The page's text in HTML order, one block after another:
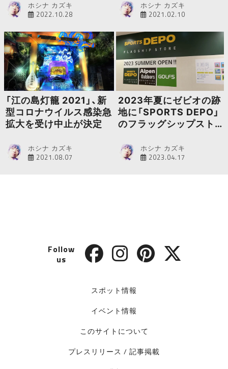
ホシナ カズキ
2022.10.28
ホシナ カズキ
2021.02.10
「江の島灯籠 2021」、新
型コロナウイルス感染急
拡大を受け中止が決定
ホシナ カズキ
2021.08.07
2023年夏にゼビオの跡
地に「SPORTS DEPO」
のフラッグシップスト
ホシナ カズキ
2023.04.17
Follow
us
スポット情報
イベント情報
このサイトについて
プレスリリース / 記事掲載